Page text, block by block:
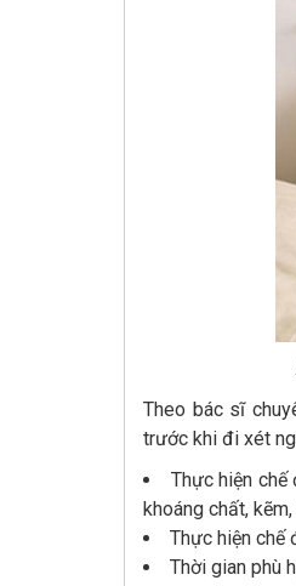
Theo bác sĩ
trước khi đi xét
Thực hiện
khoáng chất,
Thực hiện chế
Thời gian phù